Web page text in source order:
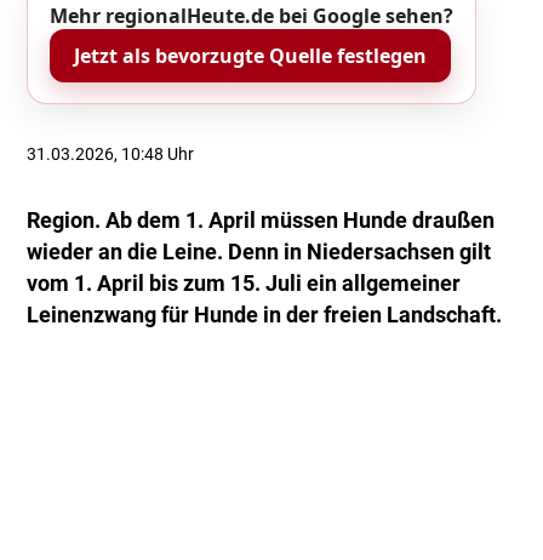
Mehr regionalHeute.de bei Google sehen?
Jetzt als bevorzugte Quelle festlegen
31.03.2026, 10:48 Uhr
Region. Ab dem 1. April müssen Hunde draußen
wieder an die Leine. Denn in Niedersachsen gilt
vom 1. April bis zum 15. Juli ein allgemeiner
Leinenzwang für Hunde in der freien Landschaft.